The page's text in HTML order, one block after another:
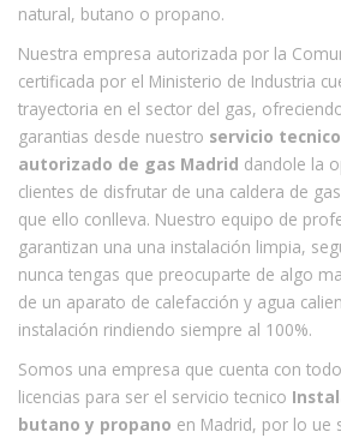
natural, butano o propano.
Nuestra empresa autorizada por la
certificada por el Ministerio de Industria
trayectoria en el sector del gas,
garantias desde nuestro servicio
autorizado de gas Madrid dandole la
clientes de disfrutar de una caldera de
que ello conlleva. Nuestro equipo de
garantizan una una instalación limpia,
nunca tengas que preocuparte de algo
de un aparato de calefacción y agua
instalación rindiendo siempre al 100%.
Somos una empresa que cuenta con
licencias para ser el servicio tecnico
butano y propano en Madrid, por lo ue